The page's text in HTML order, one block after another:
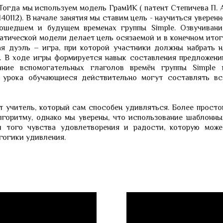
мы используем модель ГрамИК ( патент Степичева П.
В начале занятия мы ставим цель - научиться
и будущем временах группы Simple.
модели делает цель осязаемой и в конечном
дуэль – игра, при которой участники должны набрать
ходе игры формируется навык составления
вспомогательных глаголов времён группы Simple
обучающиеся действительно могут составлять
учитель, который сам способен удивляться. Более
однако мы уверены, что использование
чувства удовлетворения и радости, которую
удивления.